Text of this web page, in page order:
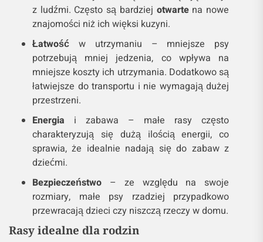
z ludźmi. Często są bardziej otwartena nowe
znajomości niż ich więksi kuzyni.
Łatwość w utrzymaniu – mniejsze psy
potrzebują mniej jedzenia, co wpływa na
mniejsze koszty ich utrzymania. Dodatkowo są
łatwiejsze do transportu i nie wymagają dużej
przestrzeni.
Energia i zabawa – małe rasy często
charakteryzują się dużą ilością energii, co
sprawia, że idealnie nadają się do zabaw z
dziećmi.
Bezpieczeństwo – ze względu na swoje
rozmiary, małe psy rzadziej przypadkowo
przewracają dzieci czy niszczą rzeczy w domu.
Rasy idealne dla rodzin